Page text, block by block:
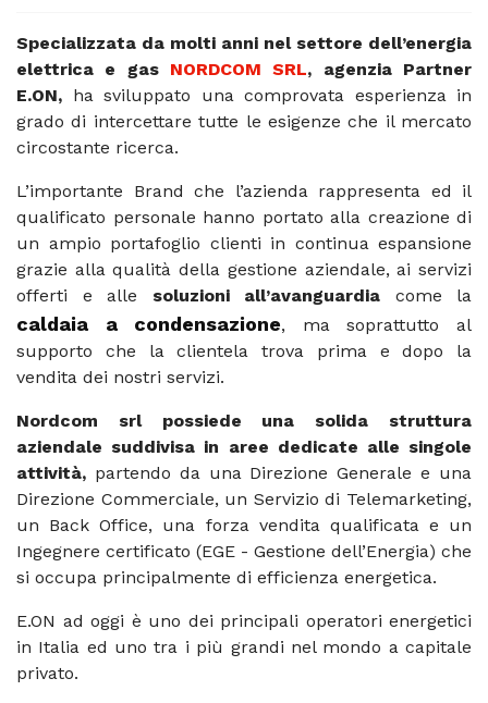
Specializzata da molti anni nel settore dell’energia
elettrica e gas NORDCOM SRL, agenzia Partner
E.ON, ha sviluppato una comprovata esperienza in
grado di intercettare tutte le esigenze che il mercato
circostante ricerca.
L’importante Brand che l’azienda rappresenta ed il
qualificato personale hanno portato alla creazione di
un ampio portafoglio clienti in continua espansione
grazie alla qualità della gestione aziendale, ai servizi
offerti e alle soluzioni all’avanguardia come la
caldaia a condensazione, ma soprattutto al
supporto che la clientela trova prima e dopo la
vendita dei nostri servizi.
Nordcom srl possiede una solida struttura
aziendale suddivisa in aree dedicate alle singole
attività, partendo da una Direzione Generale e una
Direzione Commerciale, un Servizio di Telemarketing,
un Back Office, una forza vendita qualificata e un
Ingegnere certificato (EGE - Gestione dell’Energia) che
si occupa principalmente di efficienza energetica.
E.ON ad oggi è uno dei principali operatori energetici
in Italia ed uno tra i più grandi nel mondo a capitale
privato.